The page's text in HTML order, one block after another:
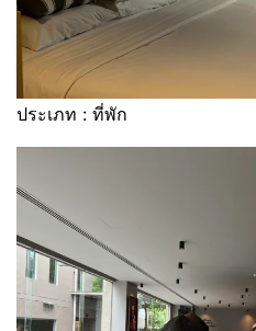
ประเภท : ที่พัก